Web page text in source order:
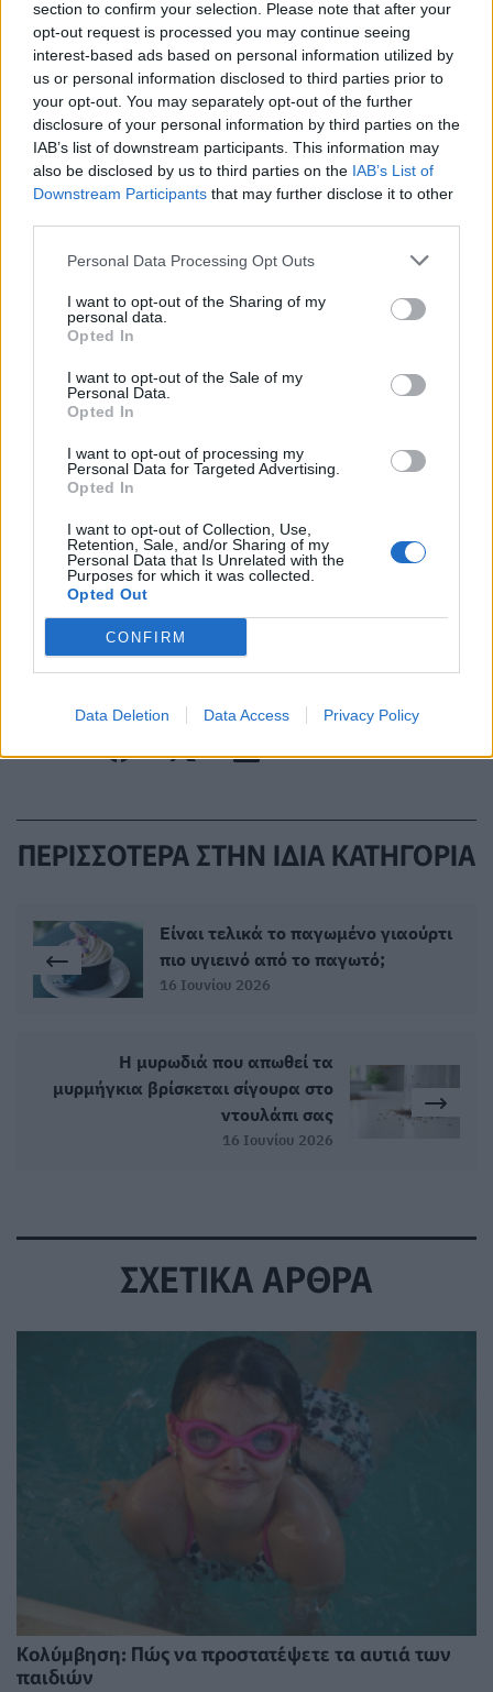
section to confirm your selection. Please note that after your
opt-out request is processed you may continue seeing
interest-based ads based on personal information utilized by
us or personal information disclosed to third parties prior to
your opt-out. You may separately opt-out of the further
disclosure of your personal information by third parties on the
IAB’s list of downstream participants. This information may
also be disclosed by us to third parties on the IAB’s List of
Downstream Participants that may further disclose it to other
Personal Data Processing Opt Outs
I want to opt-out of the Sharing of my
personal data.
Opted In
I want to opt-out of the Sale of my
Personal Data.
Opted In
I want to opt-out of processing my
Personal Data for Targeted Advertising.
Opted In
I want to opt-out of Collection, Use,
Retention, Sale, and/or Sharing of my
Personal Data that Is Unrelated with the
Purposes for which it was collected.
Opted Out
CONFIRM
Data Deletion Data Access Privacy Policy
ΔΙΑΒΑΣΤΕ ΑΚΟΜΑ
Η αλλαγή στο σώμα σας που
δεν πρέπει να αγνοήσετε ποτέ,
σύμφωνα με έναν ογκολόγο
Άνοια στις γυναίκες: Οι 13
παράγοντες που συνδέονται με
HealthStat
στα αγαπημένα σου στη
Google
ΑΚΟΗ
ΠΕΡΙΣΣΟΤΕΡΑ ΣΤΗΝ ΙΔΙΑ ΚΑΤΗΓΟΡΙΑ
Είναι τελικά το παγωμένο γιαούρτι
πιο υγιεινό από το παγωτό;
16 Ιουνίου 2026
Η μυρωδιά που απωθεί τα
μυρμήγκια βρίσκεται σίγουρα στο
ντουλάπι σας
16 Ιουνίου 2026
ΣΧΕΤΙΚΑ ΑΡΘΡΑ
Κολύμβηση: Πώς να προστατέψετε τα αυτιά των
παιδιών